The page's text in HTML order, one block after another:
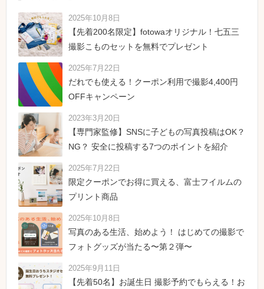
2025年10月8日
【先着200名限定】fotowaオリジナル！七五三
撮影こものセットを無料でプレゼント
2025年7月22日
だれでも使える！クーポン利用で撮影4,400円
OFFキャンペーン
2023年3月20日
【専門家監修】SNSに子どもの写真投稿はOK？
NG？ 安全に投稿する7つのポイントを紹介
2025年7月22日
限定クーポンでお得に買える、富士フイルムの
プリント商品
2025年10月8日
写真のある生活、始めよう！ はじめての撮影で
フォトグッズが当たる〜第２弾〜
2025年9月11日
【先着50名】お誕生日 撮影予約でもらえる！お